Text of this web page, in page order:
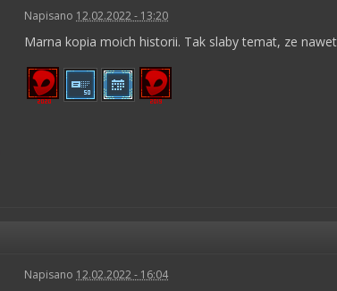
Napisano 12.02.2022 - 13:20
Marna kopia moich historii. Tak slaby temat, ze
Napisano 12.02.2022 - 16:04